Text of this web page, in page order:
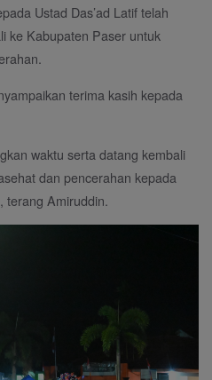
Ustad Das’ad Latif telah
ke Kabupaten Paser untuk
terima kasih kepada
waktu serta datang kembali
dan pencerahan kepada
terang Amiruddin.